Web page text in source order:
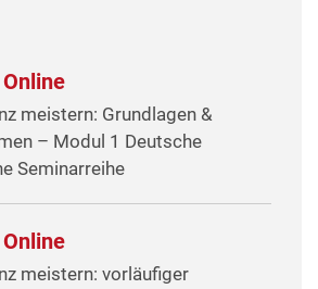
Online
meistern: Grundlagen &
– Modul 1 Deutsche
Seminarreihe
Online
meistern: vorläufiger